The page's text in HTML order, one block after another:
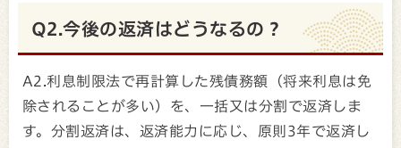
Q2.今後の返済はどうなるの？
A2.利息制限法で再計算した残債務額（将来利息は免
除されることが多い）を、一括又は分割で返済しま
す。分割返済は、返済能力に応じ、原則3年で返済し